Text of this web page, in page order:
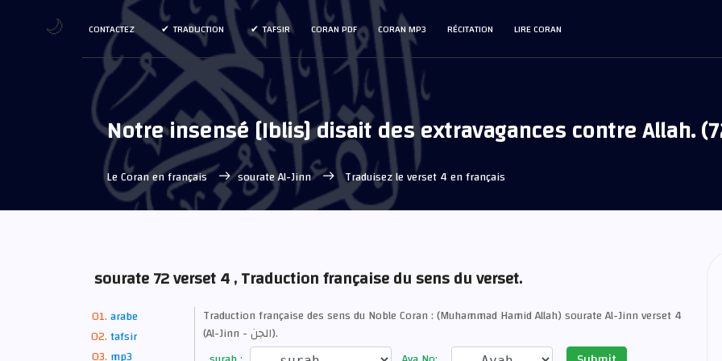
LIRE CORAN
RÉCITATION
CORAN MP3
CORAN PDF
TAFSIR
TRADUCTION
CONTACTEZ
Notre insensé [Iblis] disait des extravagances contre Allah.
Le Coran en français sourate Al-Jinn Traduisez le verset 4 en français
sourate 72 verset 4 , Traduction française du sens du verset.
arabe
tafsir
Traduction française des sens du Noble Coran : (Muhammad Hamid Allah) sourate Al-Jinn verset 4
(Al-Jinn - الجن).
🌙